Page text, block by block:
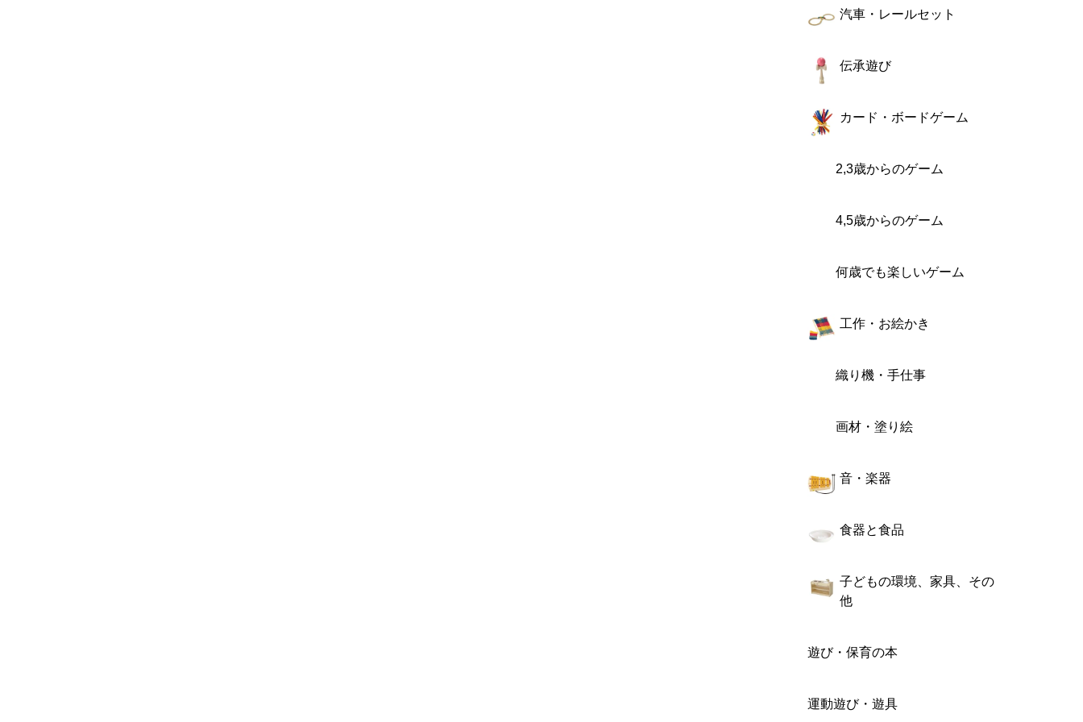
汽車・レールセット
伝承遊び
カード・ボードゲーム
2,3歳からのゲーム
4,5歳からのゲーム
何歳でも楽しいゲーム
工作・お絵かき
織り機・手仕事
画材・塗り絵
音・楽器
食器と食品
子どもの環境、家具、その
他
遊び・保育の本
運動遊び・遊具